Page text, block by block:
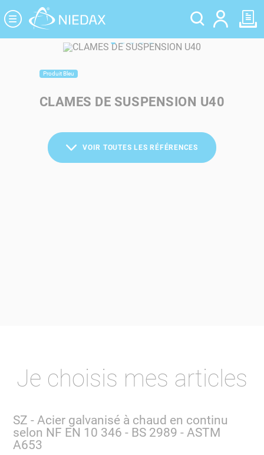
Produit Bleu
CLAMES DE SUSPENSION U40
VOIR TOUTES LES RÉFÉRENCES
Je choisis mes articles
SZ - Acier galvanisé à chaud en continu
selon NF EN 10 346 - BS 2989 - ASTM
A653
Panneau de gestion des cookies